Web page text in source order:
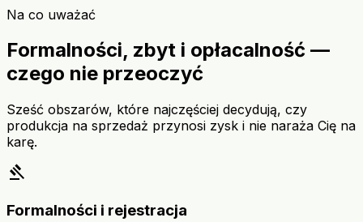
Na co uważać
Formalności, zbyt i opłacalność —
czego nie przeoczyć
Sześć obszarów, które najczęściej decydują, czy
produkcja na sprzedaż przynosi zysk i nie naraża Cię na
karę.
gavel
Formalności i rejestracja